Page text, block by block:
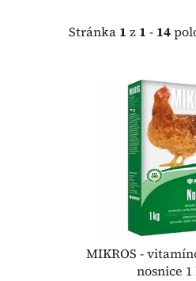
Stránka 1 z 1 - 14
MIKROS -
nosnice 1